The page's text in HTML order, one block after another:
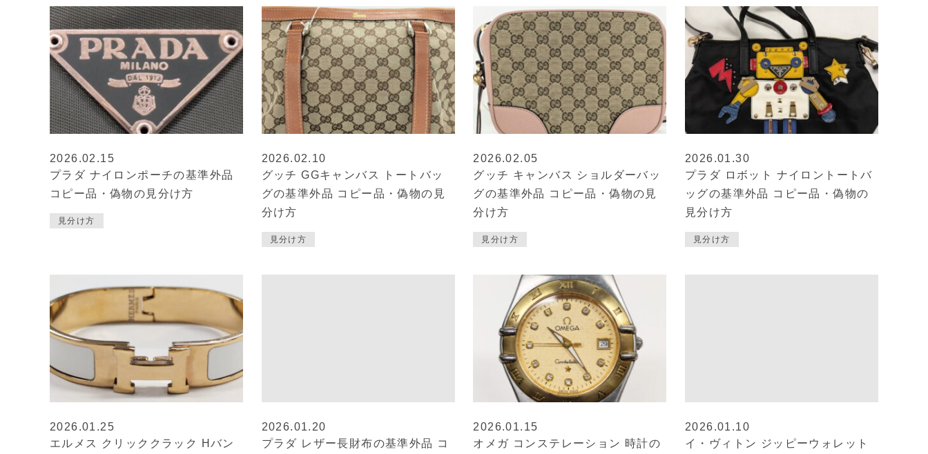
2026.02.15
プラダ ナイロンポーチの基準外品
コピー品・偽物の見分け方
見分け方
2026.02.10
グッチ GGキャンバス トートバッ
グの基準外品 コピー品・偽物の見
分け方
見分け方
2026.02.05
グッチ キャンバス ショルダーバッ
グの基準外品 コピー品・偽物の見
分け方
見分け方
2026.01.30
プラダ ロボット ナイロントートバ
ッグの基準外品 コピー品・偽物の
見分け方
見分け方
2026.01.25
エルメス クリッククラック Hバン
2026.01.20
プラダ レザー長財布の基準外品 コ
2026.01.15
オメガ コンステレーション 時計の
2026.01.10
イ・ヴィトン ジッピーウォレット